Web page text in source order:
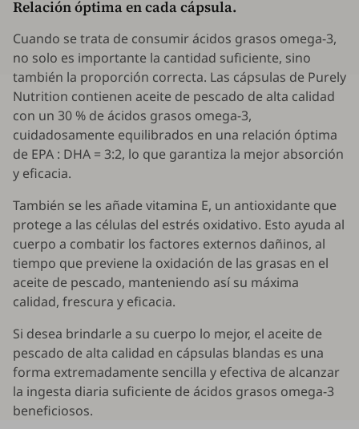
Relación óptima en cada cápsula.
Cuando se trata de consumir ácidos grasos omega-3,
no solo es importante la cantidad suficiente, sino
también la proporción correcta. Las cápsulas de Purely
Nutrition contienen aceite de pescado de alta calidad
con un 30 % de ácidos grasos omega-3,
cuidadosamente equilibrados en una relación óptima
de EPA : DHA = 3:2, lo que garantiza la mejor absorción
y eficacia.
También se les añade vitamina E, un antioxidante que
protege a las células del estrés oxidativo. Esto ayuda al
cuerpo a combatir los factores externos dañinos, al
tiempo que previene la oxidación de las grasas en el
aceite de pescado, manteniendo así su máxima
calidad, frescura y eficacia.
Si desea brindarle a su cuerpo lo mejor, el aceite de
pescado de alta calidad en cápsulas blandas es una
forma extremadamente sencilla y efectiva de alcanzar
la ingesta diaria suficiente de ácidos grasos omega-3
beneficiosos.